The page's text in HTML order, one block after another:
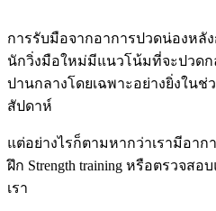
การรับมือจากอาการปวดน่องหลั
นักวิ่งมือใหม่มีแนวโน้มที่จะปวดก
ปานกลางโดยเฉพาะอย่างยิ่งในช่
สัปดาห์
แต่อย่างไรก็ตามหากว่าเรามีอาก
ฝึก Strength training หรือตรวจส
เรา